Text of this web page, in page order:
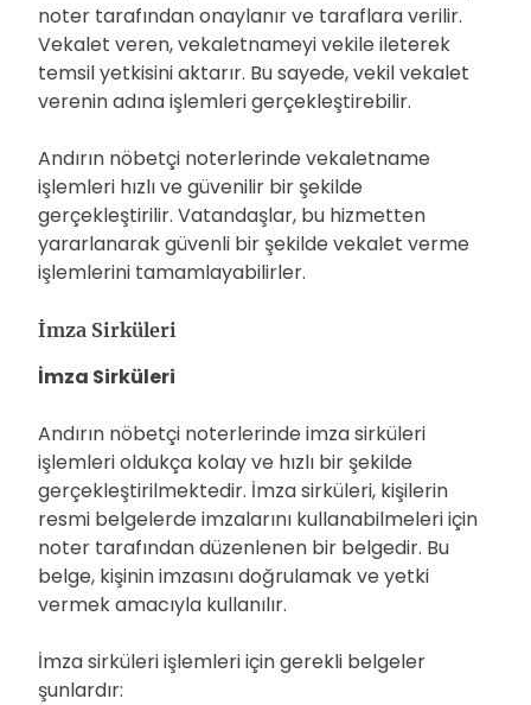
noter tarafından onaylanır ve taraflara verilir.
Vekalet veren, vekaletnameyi vekile ileterek
temsil yetkisini aktarır. Bu sayede, vekil vekalet
verenin adına işlemleri gerçekleştirebilir.
Andırın nöbetçi noterlerinde vekaletname
işlemleri hızlı ve güvenilir bir şekilde
gerçekleştirilir. Vatandaşlar, bu hizmetten
yararlanarak güvenli bir şekilde vekalet verme
işlemlerini tamamlayabilirler.
İmza Sirküleri
İmza Sirküleri
Andırın nöbetçi noterlerinde imza sirküleri
işlemleri oldukça kolay ve hızlı bir şekilde
gerçekleştirilmektedir. İmza sirküleri, kişilerin
resmi belgelerde imzalarını kullanabilmeleri için
noter tarafından düzenlenen bir belgedir. Bu
belge, kişinin imzasını doğrulamak ve yetki
vermek amacıyla kullanılır.
İmza sirküleri işlemleri için gerekli belgeler
şunlardır: